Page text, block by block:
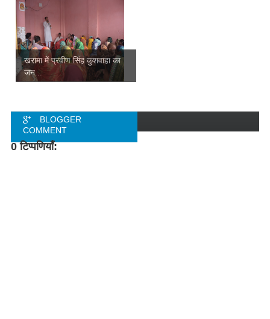
खरामा में प्रवीण सिंह कुशवाहा का
जन...
BLOGGER
COMMENT
0 टिप्पणियाँ: